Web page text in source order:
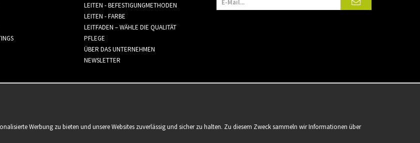
LEITEN - BEFESTIGUNGMETHODEN
LEITEN - FARBE
LEITFADEN – WÄHLE DIE QUALITÄT
PFLEGE
ÜBER DAS UNTERNEHMEN
NEWSLETTER
Werbung zu bieten und unsere Websites zuverlässig und sicher zu halten. Zu diesem Zweck sammeln wir Informationen über